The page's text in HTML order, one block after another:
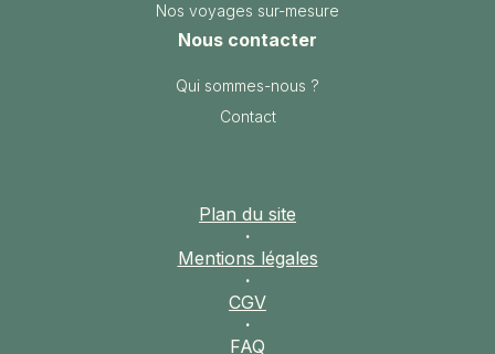
Nos voyages sur-mesure
Nous contacter
Qui sommes-nous ?
Contact
Plan du site
·
Mentions légales
·
CGV
·
FAQ